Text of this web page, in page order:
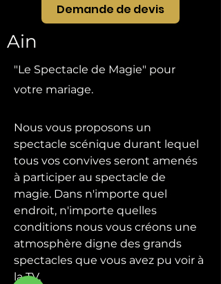
Demande de devis
Ain
"Le Spectacle de Magie" pour
votre mariage.
Nous vous proposons un
spectacle scénique durant lequel
tous vos convives seront amenés
à participer au spectacle de
magie. Dans n'importe quel
endroit, n'importe quelles
conditions nous vous créons une
atmosphère digne des grands
spectacles que vous avez pu voir à
la TV.